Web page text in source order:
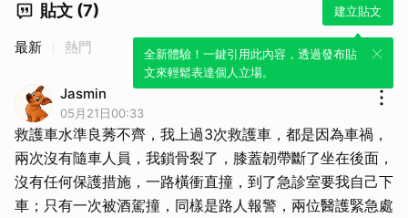
貼文 (7) 建立貼文
全新體驗！一鍵引用此內容，透過發布貼
文來輕鬆表達個人立場。
最新 熱門
Jasmin
05月21日00:33
救護車水準良莠不齊，我上過3次救護車，都是因為車禍，
兩次沒有隨車人員，我鎖骨裂了，膝蓋韌帶斷了坐在後面，
沒有任何保護措施，一路橫衝直撞，到了急診室要我自己下
車；只有一次被酒駕撞，同樣是路人報警，兩位醫護緊急處